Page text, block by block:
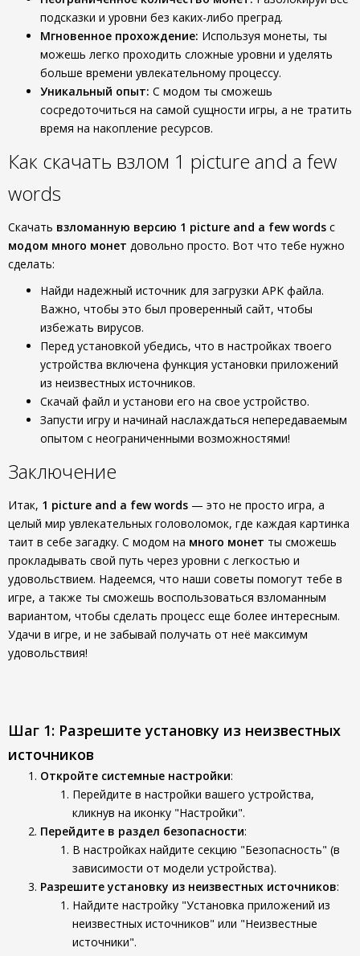
подсказки и уровни без каких-либо преград.
Мгновенное прохождение: Используя монеты, ты
можешь легко проходить сложные уровни и уделять
больше времени увлекательному процессу.
Уникальный опыт: С модом ты сможешь
сосредоточиться на самой сущности игры, а не тратить
время на накопление ресурсов.
Как скачать взлом 1 picture and a few
words
Скачать взломанную версию 1 picture and a few words с
модом много монет довольно просто. Вот что тебе нужно
сделать:
Найди надежный источник для загрузки APK файла.
Важно, чтобы это был проверенный сайт, чтобы
избежать вирусов.
Перед установкой убедись, что в настройках твоего
устройства включена функция установки приложений
из неизвестных источников.
Скачай файл и установи его на свое устройство.
Запусти игру и начинай наслаждаться непередаваемым
опытом с неограниченными возможностями!
Заключение
Итак, 1 picture and a few words — это не просто игра, а
целый мир увлекательных головоломок, где каждая картинка
таит в себе загадку. С модом на много монет ты сможешь
прокладывать свой путь через уровни с легкостью и
удовольствием. Надеемся, что наши советы помогут тебе в
игре, а также ты сможешь воспользоваться взломанным
вариантом, чтобы сделать процесс еще более интересным.
Удачи в игре, и не забывай получать от неё максимум
удовольствия!
Шаг 1: Разрешите установку из неизвестных
источников
Откройте системные настройки:
Перейдите в настройки вашего устройства,
кликнув на иконку "Настройки".
Перейдите в раздел безопасности:
В настройках найдите секцию "Безопасность" (в
зависимости от модели устройства).
Разрешите установку из неизвестных источников:
Найдите настройку "Установка приложений из
неизвестных источников" или "Неизвестные
источники".